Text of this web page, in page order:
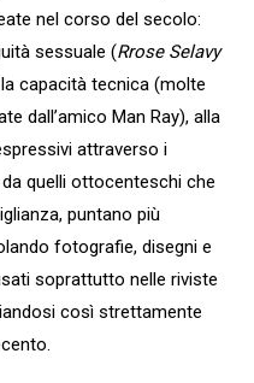
nel corso del secolo:
sessuale (Rrose Selavy
capacità tecnica (molte
dall’amico Man Ray), alla
attraverso i
quelli ottocenteschi che
puntano più
fotografie, disegni e
soprattutto nelle riviste
così strettamente